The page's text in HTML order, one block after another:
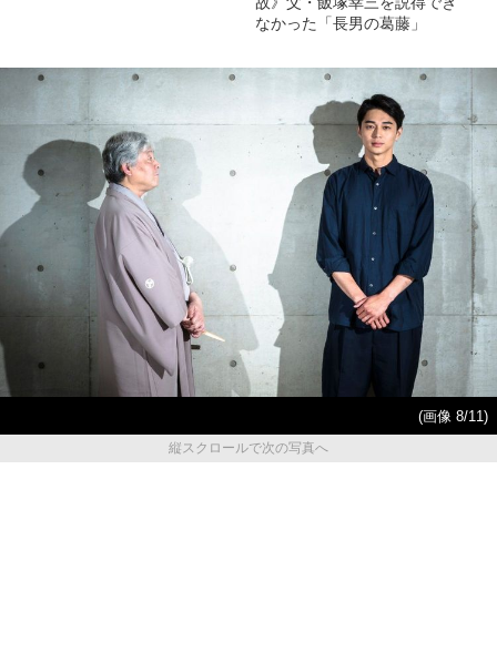
なかった「長男の葛藤」
(画像 8/11)
縦スクロールで次の写真へ